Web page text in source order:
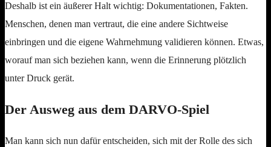
Deshalb ist ein äußerer Halt wichtig: Dokumentationen, Fakten.
Menschen, denen man vertraut, die eine andere Sichtweise
einbringen und die eigene Wahrnehmung validieren können. Etwas,
worauf man sich beziehen kann, wenn die Erinnerung plötzlich
unter Druck gerät.
Der Ausweg aus dem DARVO-Spiel
Man kann sich nun dafür entscheiden, sich mit der Rolle des sich